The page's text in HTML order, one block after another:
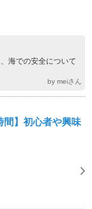
海での安全について
by meiさん
】初心者や興味